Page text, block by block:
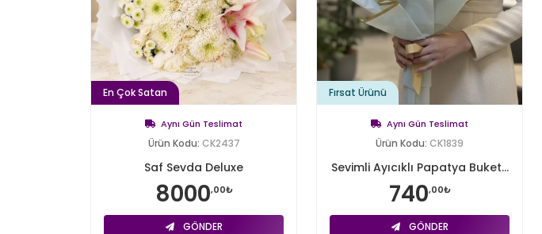
En Çok Satan
Aynı Gün Teslimat
Ürün Kodu: CK2437
Saf Sevda Deluxe
8000,00₺
GÖNDER
Fırsat Ürünü
Aynı Gün Teslimat
Ürün Kodu: CK1839
Sevimli Ayıcıklı Papatya Buket...
740,00₺
GÖNDER